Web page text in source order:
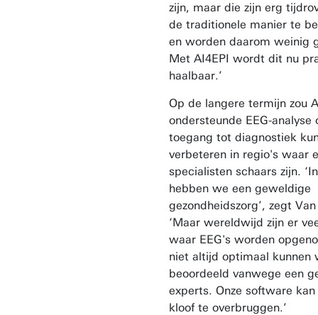
zijn, maar die zijn erg
de traditionele manier te
en worden daarom weinig
Met AI4EPI wordt dit nu
haalbaar.’
Op de langere termijn zou
ondersteunde EEG-analyse
toegang tot diagnostiek
verbeteren in regio's waar
specialisten schaars zijn.
hebben we een geweldige
gezondheidszorg’, zegt
‘Maar wereldwijd zijn er
waar EEG's worden
niet altijd optimaal kunnen
beoordeeld vanwege een
experts. Onze software
kloof te overbruggen.’